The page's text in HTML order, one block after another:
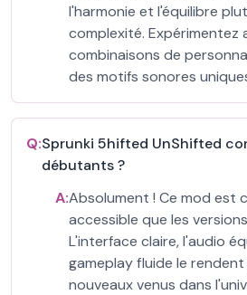
l'harmonie et l'équilibre
complexité. Expérimentez
combinaisons de
des motifs sonores
Q:Sprunki 5hifted UnShifted
débutants ?
A:Absolument ! Ce mod est
accessible que les
L'interface claire, l'audio
gameplay fluide le
nouveaux venus dans